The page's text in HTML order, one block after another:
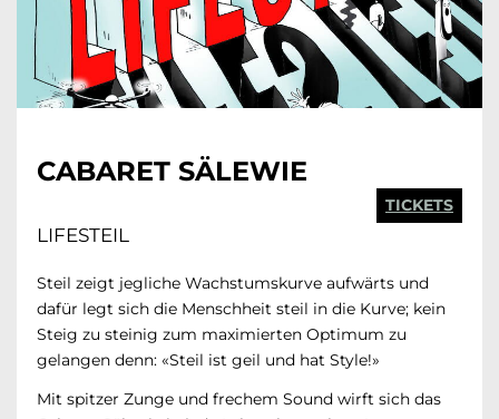
CABARET SÄLEWIE
TICKETS
LIFESTEIL
Steil zeigt jegliche Wachstumskurve aufwärts und
dafür legt sich die Menschheit steil in die Kurve; kein
Steig zu steinig zum maximierten Optimum zu
gelangen denn: «Steil ist geil und hat Style!»
Mit spitzer Zunge und frechem Sound wirft sich das